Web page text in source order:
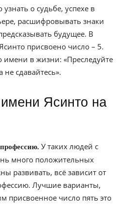
о судьбе, успехе в
расшифровывать знаки
будущее. В
присвоено число – 5.
имени в жизни: «Преследуйте
сдавайтесь».
У таких людей с
много положительных
развивать, всё зависит от
Лучшие варианты,
присвоенное число пять это